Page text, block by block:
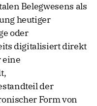
Belegwesens als
heutiger
oder
digitalisiert direkt
eine
der
Form von